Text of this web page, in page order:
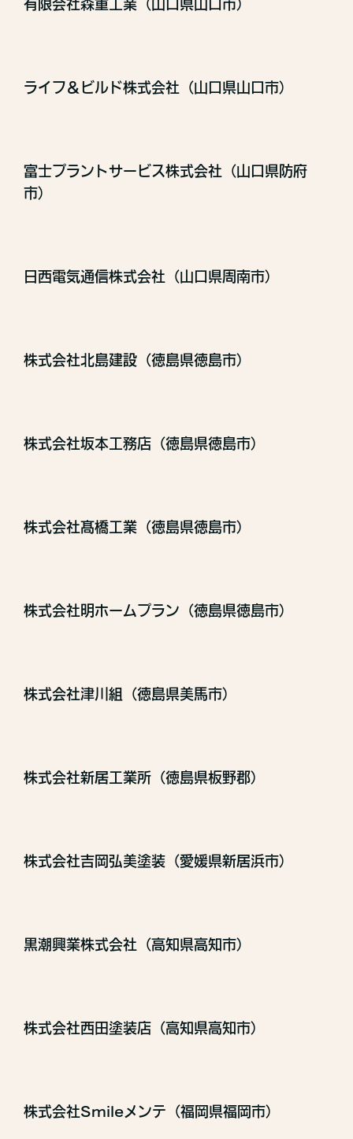
有限会社森重工業（山口県山口市）
ライフ＆ビルド株式会社（山口県山口市）
富士プラントサービス株式会社（山口県防府
市）
日西電気通信株式会社（山口県周南市）
株式会社北島建設（徳島県徳島市）
株式会社坂本工務店（徳島県徳島市）
株式会社髙橋工業（徳島県徳島市）
株式会社明ホームプラン（徳島県徳島市）
株式会社津川組（徳島県美馬市）
株式会社新居工業所（徳島県板野郡）
株式会社吉岡弘美塗装（愛媛県新居浜市）
黒潮興業株式会社（高知県高知市）
株式会社西田塗装店（高知県高知市）
株式会社Smileメンテ（福岡県福岡市）